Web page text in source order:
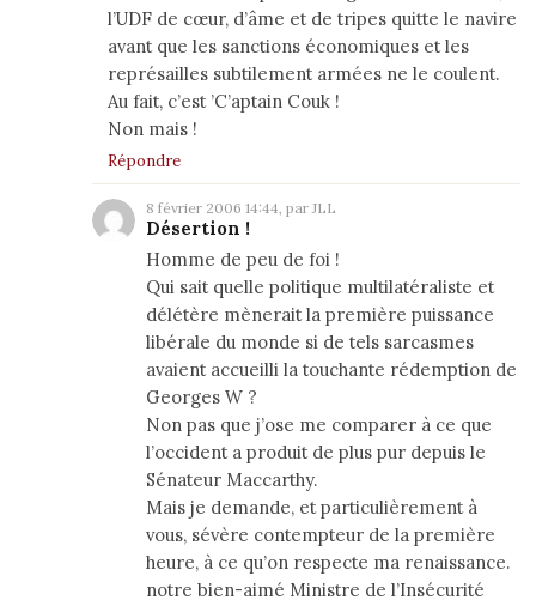
l’UDF de cœur, d’âme et de tripes quitte le navire
avant que les sanctions économiques et les
représailles subtilement armées ne le coulent.
Au fait, c’est ’C’aptain Couk !
Non mais !
Répondre
8 février 2006 14:44, par JLL
Désertion !
Homme de peu de foi !
Qui sait quelle politique multilatéraliste et
délétère mènerait la première puissance
libérale du monde si de tels sarcasmes
avaient accueilli la touchante rédemption de
Georges W ?
Non pas que j’ose me comparer à ce que
l’occident a produit de plus pur depuis le
Sénateur Maccarthy.
Mais je demande, et particulièrement à
vous, sévère contempteur de la première
heure, à ce qu’on respecte ma renaissance.
notre bien-aimé Ministre de l’Insécurité